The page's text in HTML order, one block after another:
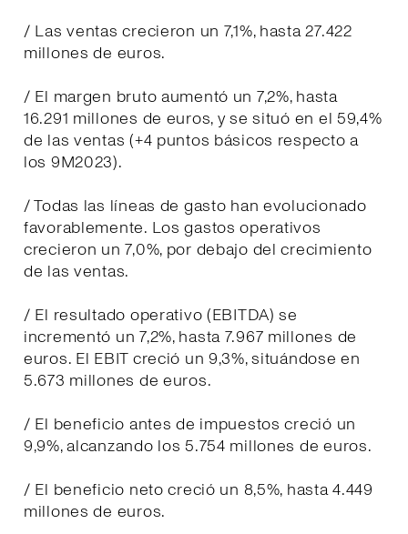
/ Las ventas crecieron un 7,1%, hasta 27.422
millones de euros.
/ El margen bruto aumentó un 7,2%, hasta
16.291 millones de euros, y se situó en el 59,4%
de las ventas (+4 puntos básicos respecto a
los 9M2023).
/ Todas las líneas de gasto han evolucionado
favorablemente. Los gastos operativos
crecieron un 7,0%, por debajo del crecimiento
de las ventas.
/ El resultado operativo (EBITDA) se
incrementó un 7,2%, hasta 7.967 millones de
euros. El EBIT creció un 9,3%, situándose en
5.673 millones de euros.
/ El beneficio antes de impuestos creció un
9,9%, alcanzando los 5.754 millones de euros.
/ El beneficio neto creció un 8,5%, hasta 4.449
millones de euros.